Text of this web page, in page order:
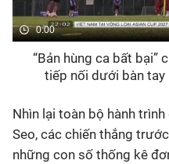
0:00
“Bản hùng ca bất bại”
tiếp nối dưới bàn tay
Nhìn lại toàn bộ hành
Seo, các chiến thắng
những con số thống kê